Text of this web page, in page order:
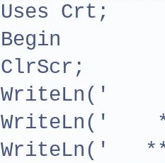
Uses Crt;
Begin
ClrScr;
WriteLn('
WriteLn('